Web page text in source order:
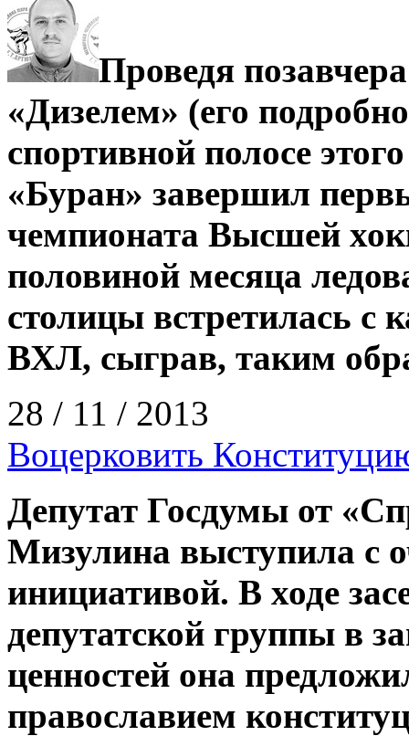
Проведя
«Дизелем» (его
спортивной полосе
«Буран» завершил
чемпионата Высшей
половиной месяца
столицы встретилась с
ВХЛ, сыграв, таким
28 / 11 / 2013
Воцерковить
Депутат Госдумы от
Мизулина выступила с
инициативой. В ходе
депутатской группы в
ценностей она
православием